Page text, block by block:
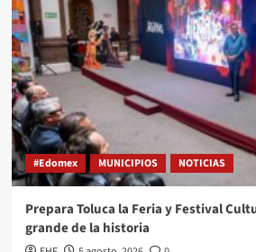
#Edomex MUNICIPIOS NOTICIAS
Prepara Toluca la Feria y Festival
grande de la historia